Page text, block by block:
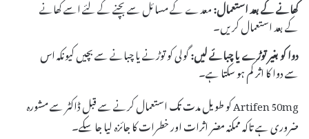
کھانے کے بعد استعمال:معدے کے مسائل سے بچنے کے لئے اسے کھانے
کے بعد استعمال کریں۔
دوا کو بغیر توڑے یا چبائے لیں:گولی کو توڑنے یا چبانے سے بچیں کیونکہ اس
سے دوا کا اثر کم ہو سکتا ہے۔
Artifen 50mg کو طویل مدت تک استعمال کرنے سے قبل ڈاکٹر سے مشورہ
ضروری ہے تاکہ ممکنہ مضر اثرات اور خطرات کا جائزہ لیا جا سکے۔